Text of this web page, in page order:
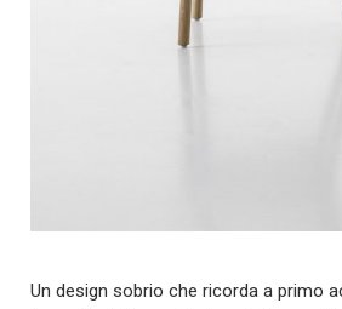
Un design sobrio che ricorda a primo